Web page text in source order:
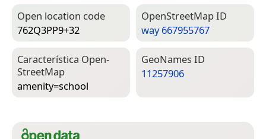
Open location code
762Q3PP9+32
Open­Street­Map ID
way 667955767
Característica Open­
Street­Map
amenity=­school
Geo­Names ID
11257906